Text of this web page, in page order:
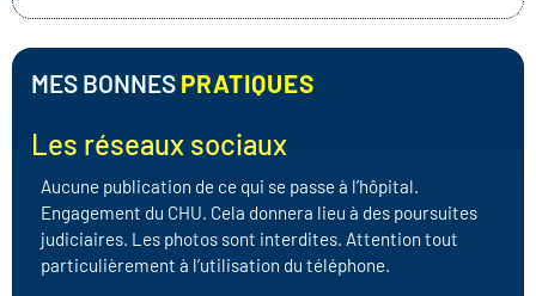
MES BONNES PRATIQUES
Les réseaux sociaux
Aucune publication de ce qui se passe à l’hôpital.
Engagement du CHU. Cela donnera lieu à des poursuites
judiciaires. Les photos sont interdites. Attention tout
particulièrement à l’utilisation du téléphone.